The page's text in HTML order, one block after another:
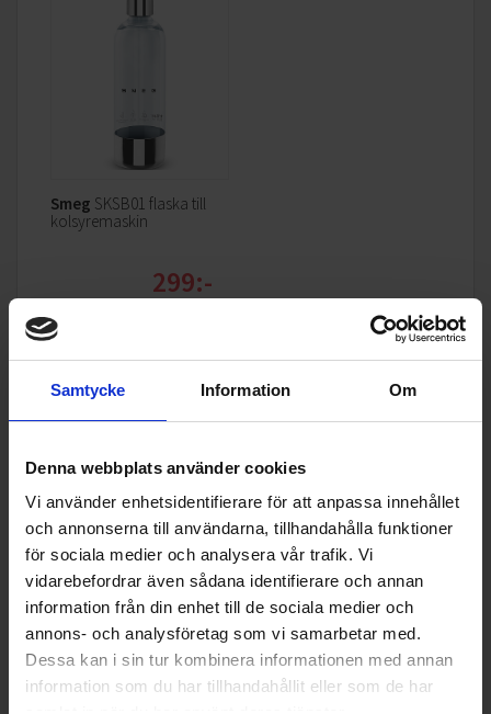
Samtycke Information Om
Denna webbplats använder cookies
Vi använder enhetsidentifierare för att anpassa innehållet
och annonserna till användarna, tillhandahålla funktioner
för sociala medier och analysera vår trafik. Vi
vidarebefordrar även sådana identifierare och annan
information från din enhet till de sociala medier och
annons- och analysföretag som vi samarbetar med.
Dessa kan i sin tur kombinera informationen med annan
information som du har tillhandahållit eller som de har
Hållbarhet i varje bubblande glas
Flaskan (800 ml) är tillverkad av Tritan-Renew ett slitstarkt,
diskmaskinsäkert material bestående av 50 % återvunnen
den till ett säkert och hållbart val för vardagen.
Kolsyremaskinen är kompatibel med de flesta
skruvbaraCO₂-cylindrar (400425 g / 60 L) och kräver ingen
installation bara fyll på, kolsyra och njut.
Smeg SKSB01 flaska till
kolsyremaskin
299:-
Specifikationer
Produktblad:
Varumärke:
Smeg
Modellbeteckning:
SKC01EGM
Höjd (cm):
42